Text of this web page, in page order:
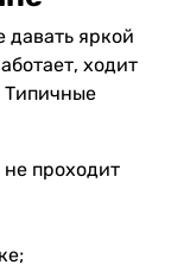
яркой
ходит
Типичные
не проходит